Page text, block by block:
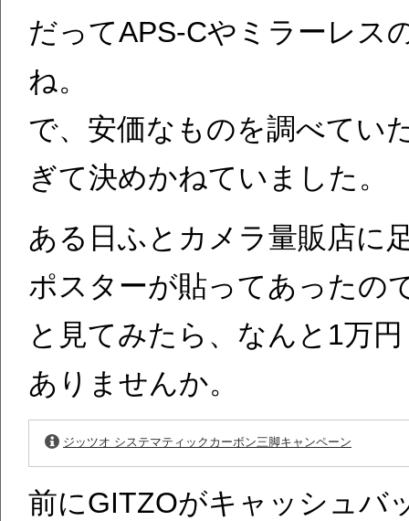
だってAPS-Cやミラーレス
ね。
で、安価なものを調べてい
ぎて決めかねていました。
ある日ふとカメラ量販店に
ポスターが貼ってあったの
と見てみたら、なんと1万
ありませんか。
ジッツオ システマティックカーボン三脚キャンペーン
前にGITZOがキャッシュバ